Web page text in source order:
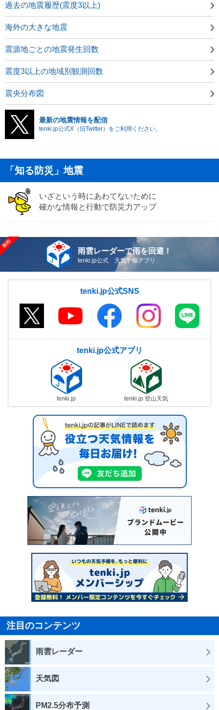
過去の地震履歴(震度3以上)
海外の大きな地震
震源地ごとの地震発生回数
震度3以上の地域別観測回数
震央分布図
最新の地震情報を配信
tenki.jp公式X（旧Twitter）をご利用ください。
「知る防災」地震
いざという時にあわてないために
確かな情報と行動で防災力アップ
雨雲レーダーで雨を回避！
tenki.jp公式 天気予報アプリ
tenki.jp公式SNS
tenki.jp公式アプリ
tenki.jp tenki.jp 登山天気
注目のコンテンツ
雨雲レーダー
天気図
PM2.5分布予測